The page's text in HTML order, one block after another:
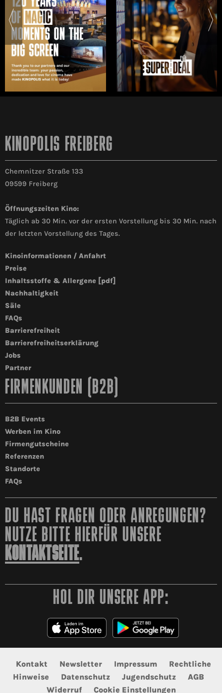
KINOPOLIS FREIBERG
Chemnitzer Straße 133
09599 Freiberg
Öffnungszeiten Kino:
Täglich ab 30 Min. vor der ersten Vorstellung bis 30 Min. nach
der letzten Vorstellung des Tages.
Kinoinformationen / Anfahrt
Preise
Inhaltsstoffe & Allergene [pdf]
Nachhaltigkeit
Säle
FAQs
Barrierefreiheit
Barrierefreiheitserklärung
Jobs
Partner
FIRMENKUNDEN (B2B)
B2B Events
Werben im Kino
Firmengutscheine
Referenzen
Standorte
FAQs
DU HAST FRAGEN ODER ANREGUNGEN?
NUTZE BITTE HIERFÜR UNSERE
KONTAKTSEITE.
HOL DIR UNSERE APP:
Kontakt Newsletter Impressum
Rechtliche
Hinweise
Datenschutz Jugendschutz
AGB
Widerruf
Cookie Einstellungen